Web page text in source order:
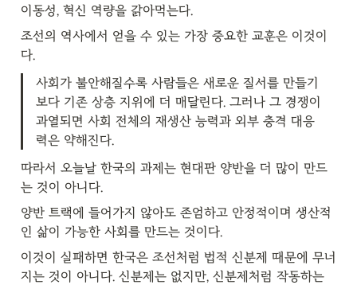
이동성, 혁신 역량을 갉아먹는다.
조선의 역사에서 얻을 수 있는 가장 중요한 교훈은 이것이
다.
사회가 불안해질수록 사람들은 새로운 질서를 만들기
보다 기존 상층 지위에 더 매달린다. 그러나 그 경쟁이
과열되면 사회 전체의 재생산 능력과 외부 충격 대응
력은 약해진다.
따라서 오늘날 한국의 과제는 현대판 양반을 더 많이 만드
는 것이 아니다.
양반 트랙에 들어가지 않아도 존엄하고 안정적이며 생산적
인 삶이 가능한 사회를 만드는 것이다.
이것이 실패하면 한국은 조선처럼 법적 신분제 때문에 무너
지는 것이 아니다. 신분제는 없지만, 신분제처럼 작동하는